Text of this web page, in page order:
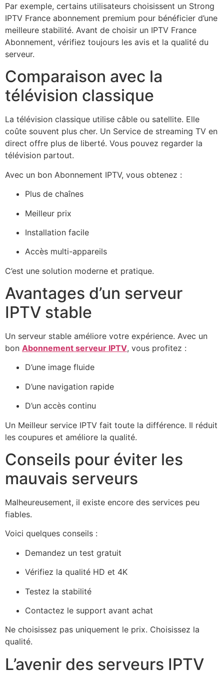
Par exemple, certains utilisateurs choisissent un Strong
IPTV France abonnement premium pour bénéficier d’une
meilleure stabilité. Avant de choisir un IPTV France
Abonnement, vérifiez toujours les avis et la qualité du
serveur.
Comparaison avec la
télévision classique
La télévision classique utilise câble ou satellite. Elle
coûte souvent plus cher. Un Service de streaming TV en
direct offre plus de liberté. Vous pouvez regarder la
télévision partout.
Avec un bon Abonnement IPTV, vous obtenez :
Plus de chaînes
Meilleur prix
Installation facile
Accès multi-appareils
C’est une solution moderne et pratique.
Avantages d’un serveur
IPTV stable
Un serveur stable améliore votre expérience. Avec un
bon Abonnement serveur IPTV, vous profitez :
D’une image fluide
D’une navigation rapide
D’un accès continu
Un Meilleur service IPTV fait toute la différence. Il réduit
les coupures et améliore la qualité.
Conseils pour éviter les
mauvais serveurs
Malheureusement, il existe encore des services peu
fiables.
Voici quelques conseils :
Demandez un test gratuit
Vérifiez la qualité HD et 4K
Testez la stabilité
Contactez le support avant achat
Ne choisissez pas uniquement le prix. Choisissez la
qualité.
L’avenir des serveurs IPTV